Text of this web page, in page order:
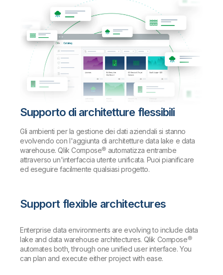
Supporto di architetture flessibili
Gli ambienti per la gestione dei dati aziendali si stanno
evolvendo con l'aggiunta di architetture data lake e data
warehouse. Qlik Compose® automatizza entrambe
attraverso un'interfaccia utente unificata. Puoi pianificare
ed eseguire facilmente qualsiasi progetto.
Support flexible architectures
Enterprise data environments are evolving to include data
lake and data warehouse architectures. Qlik Compose®
automates both, through one unified user interface. You
can plan and execute either project with ease.